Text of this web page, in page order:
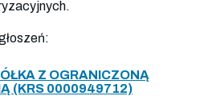
Z OGRANICZONĄ
(KRS 0000949712)